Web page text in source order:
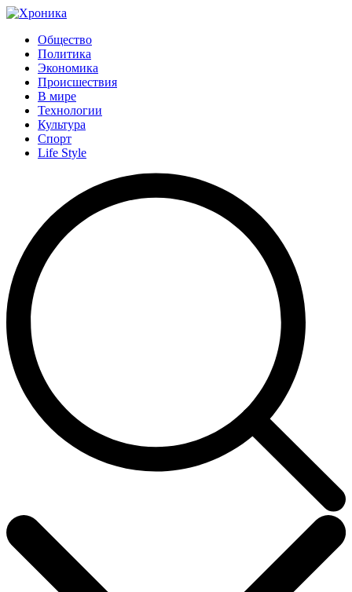
Общество
Политика
Экономика
Происшествия
В мире
Технологии
Культура
Спорт
Life Style